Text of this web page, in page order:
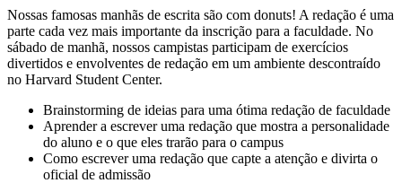
Nossas famosas manhãs de escrita são com donuts! A redação é uma
parte cada vez mais importante da inscrição para a faculdade. No
sábado de manhã, nossos campistas participam de exercícios
divertidos e envolventes de redação em um ambiente descontraído
no Harvard Student Center.
Brainstorming de ideias para uma ótima redação de faculdade
Aprender a escrever uma redação que mostra a personalidade
do aluno e o que eles trarão para o campus
Como escrever uma redação que capte a atenção e divirta o
oficial de admissão